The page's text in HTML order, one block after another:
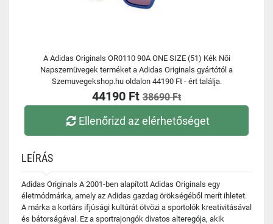
A Adidas Originals OR0110 90A ONE SIZE (51) Kék Női
Napszemüvegek terméket a Adidas Originals gyártótól a
Szemuvegekshop.hu oldalon 44190 Ft - ért találja.
44190 Ft 38690 Ft
Ellenőrizd az elérhetőséget
LEÍRÁS
Adidas Originals A 2001-ben alapított Adidas Originals egy
életmódmárka, amely az Adidas gazdag örökségéből merít ihletet.
A márka a kortárs ifjúsági kultúrát ötvözi a sportolók kreativitásával
és bátorságával. Ez a sportrajongók divatos alteregója, akik